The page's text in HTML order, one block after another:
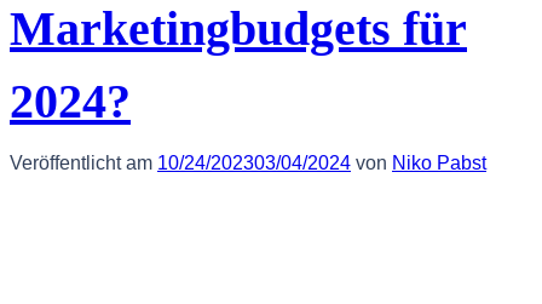
Marketingbudgets für
2024?
Veröffentlicht am 10/24/202303/04/2024 von Niko Pabst